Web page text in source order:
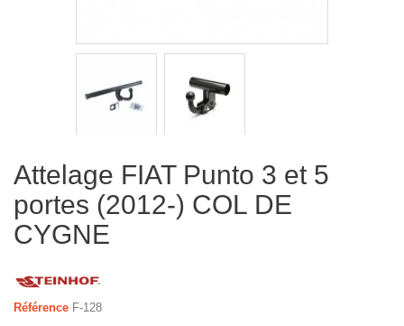
Attelage FIAT Punto 3 et 5
portes (2012-) COL DE
CYGNE
Référence F-128